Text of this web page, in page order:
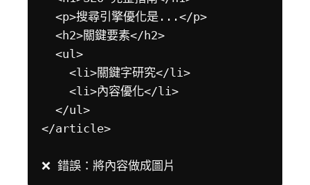
  <p>搜尋引擎優化是...</p>
  <h2>關鍵要素</h2>
  <ul>
    <li>關鍵字研究</li>
    <li>內容優化</li>
  </ul>
</article>